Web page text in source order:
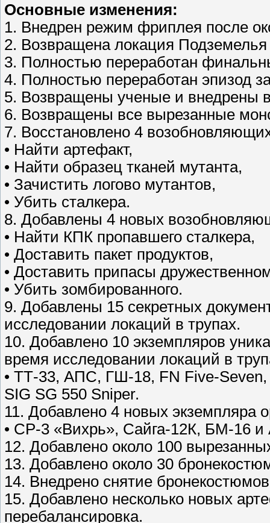
Основные изменения:
1. Внедрен режим фриплея после
2. Возвращена локация
3. Полностью переработан
4. Полностью переработан эпизод
5. Возвращены ученые и внедрены
6. Возвращены все вырезанные
7. Восстановлено 4
• Найти артефакт,
• Найти образец тканей мутанта,
• Зачистить логово мутантов,
• Убить сталкера.
8. Добавлены 4 новых
• Найти КПК пропавшего сталкера,
• Доставить пакет продуктов,
• Доставить припасы
• Убить зомбированного.
9. Добавлены 15 секретных
исследовании локаций в трупах.
10. Добавлено 10 экземпляров
время исследовании локаций в
• ТТ-33, АПС, ГШ-18, FN Five-
SIG SG 550 Sniper.
11. Добавлено 4 новых экземпляра
• СР-3 «Вихрь», Сайга-12К, БМ-16 и
12. Добавлено около 100
13. Добавлено около 30
14. Внедрено снятие
15. Добавлено несколько новых
перебалансировка.